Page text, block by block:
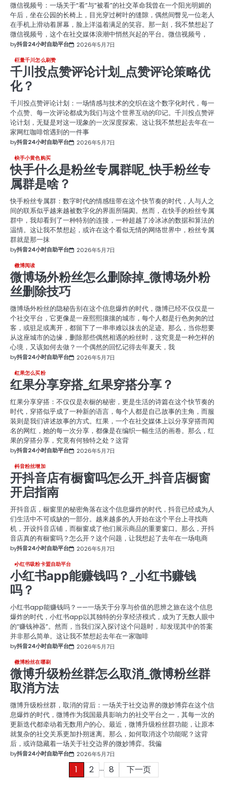
微信视频号：一场关于“看”与“被看”的社交革命我曾在一个阳光明媚的
午后，坐在公园的长椅上，目光穿过树叶的缝隙，偶然间瞥见一位老人
在手机上滑动着屏幕，脸上洋溢着满足的笑容。那一刻，我不禁想起了
微信视频号，这个在社交媒体浪潮中悄然兴起的平台。微信视频号，
by抖音24小时自助平台 2026年5月7日
巨量千川怎么刷赞
千川投点赞评论计划_点赞评论策略优
化？
千川投点赞评论计划：一场情感与技术的交织在这个数字化时代，每一
个点赞、每一次评论都成为我们与这个世界互动的印记。千川投点赞评
论计划，无疑是对这一现象的一次深度探索。这让我不禁想起去年在一
家网红咖啡馆遇到的一件事
by抖音24小时自助平台 2026年5月7日
快手小黄色购买
快手什么是粉丝专属群呢_快手粉丝专
属群是啥？
快手粉丝专属群：数字时代的情感纽带在这个快节奏的时代，人与人之
间的联系似乎越来越被数字化的界面所隔阂。然而，在快手的粉丝专属
群中，我却看到了一种特别的连接，一种超越了冷冰冰的数据和算法的
温情。这让我不禁想起，或许在这个看似无情的网络世界中，粉丝专属
群就是那一抹
by抖音24小时自助平台 2026年5月7日
微博阅读
微博场外粉丝怎么删除掉_微博场外粉
丝删除技巧
微博场外粉丝的隐秘告别在这个信息爆炸的时代，微博已经不仅仅是一
个社交平台，它更像是一座熙熙攘攘的城市，每个人都是行色匆匆的过
客，或驻足或离开，都留下了一串串难以抹去的足迹。那么，当你想要
从这座城市的边缘，删除那些偶然相遇的粉丝时，这究竟是一种怎样的
心境，又该如何去做？一个偶然的回忆记得去年夏天，我
by抖音24小时自助平台 2026年5月7日
红果怎么买粉
红果分享穿搭_红果穿搭分享？
红果分享穿搭：不仅仅是衣橱的秘密，更是生活的诗篇在这个快节奏的
时代，穿搭似乎成了一种新的语言，每个人都是自己故事的主角，而服
装则是我们讲述故事的方式。红果，一个在社交媒体上以分享穿搭而闻
名的网红，她的每一次分享，都像是在编织一幅生活的画卷。那么，红
果的穿搭分享，究竟有何独特之处？这背
by抖音24小时自助平台 2026年5月7日
抖音粉丝增加
开抖音店有橱窗吗怎么开_抖音店橱窗
开启指南
开抖音店，橱窗里的秘密角落在这个信息爆炸的时代，抖音已经成为人
们生活中不可或缺的一部分。越来越多的人开始在这个平台上寻找商
机，开设抖音店铺，而橱窗成了他们展示商品的重要窗口。那么，开抖
音店真的有橱窗吗？怎么开？这个问题，让我想起了去年在一场电商
by抖音24小时自助平台 2026年5月7日
小红书吸粉卡盟自助平台
小红书app能赚钱吗？_小红书赚钱
吗？
小红书app能赚钱吗？——一场关于分享与价值的思辨之旅在这个信息
爆炸的时代，小红书app以其独特的分享经济模式，成为了无数人眼中
的“赚钱神器”。然而，当我们深入探讨这个问题时，却发现其中的答案
并非那么简单。这让我不禁想起去年在一家咖啡
by抖音24小时自助平台 2026年5月7日
微博粉丝在哪刷
微博升级粉丝群怎么取消_微博粉丝群
取消方法
微博升级粉丝群，取消的背后：一场关于社交边界的微妙博弈在这个信
息爆炸的时代，微博作为我国最具影响力的社交平台之一，其每一次的
更新迭代都牵动着无数用户的心。最近，微博升级粉丝群功能，让原本
就复杂的社交关系更加扑朔迷离。那么，如何取消这个功能呢？这背
后，或许隐藏着一场关于社交边界的微妙博弈。我偏
by抖音24小时自助平台 2026年5月7日
1 2 … 8 下一页